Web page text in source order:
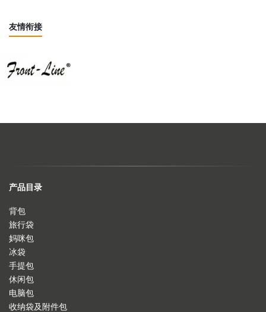
友情衔接
产品目录
背包
旅行袋
妈咪包
冰袋
手提包
休闲包
电脑包
收纳袋及附件包